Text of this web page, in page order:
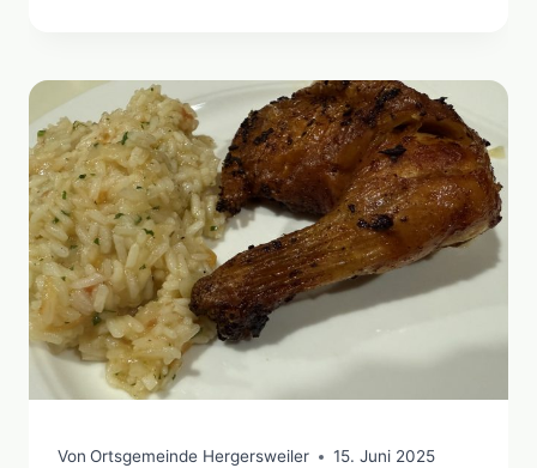
Von Ortsgemeinde Hergersweiler 15. Juni 2025